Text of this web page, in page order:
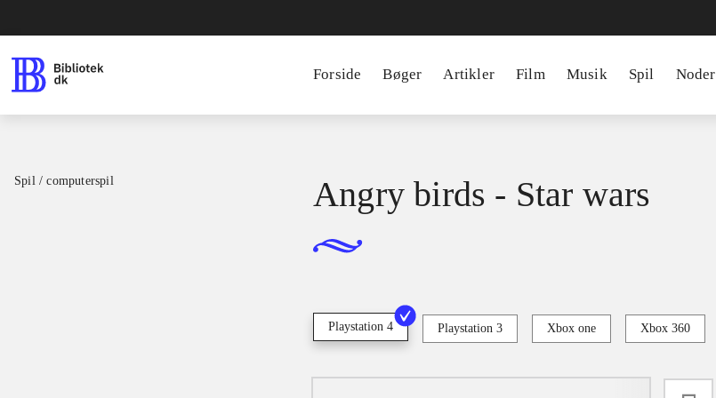
Forside Bøger Artikler Film Musik Spil Noder
Spil / computerspil Angry birds - Star wars
Playstation 4 Playstation 3 Xbox one Xbox 360